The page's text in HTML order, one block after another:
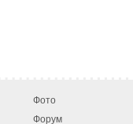
Фото
Форум